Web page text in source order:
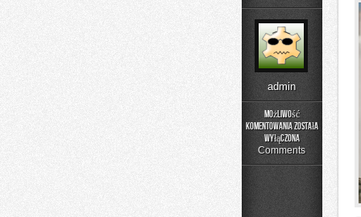
admin
Możliwość
komentowania
Projekty
została
wyłączona
Comments